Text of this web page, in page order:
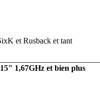
et Rusback et tant
1,67GHz et bien plus